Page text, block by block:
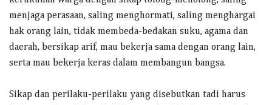
menjaga perasaan, saling menghormati, saling menghargai
hak orang lain, tidak membeda-bedakan suku, agama dan
daerah, bersikap arif, mau bekerja sama dengan orang lain,
serta mau bekerja keras dalam membangun bangsa.
Sikap dan perilaku-perilaku yang disebutkan tadi harus